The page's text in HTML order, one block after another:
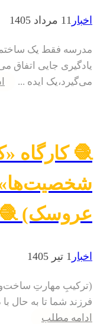
اخبار 11 مرداد 1405
مدرسه فقط یک
یادگیری جایی اتفاق
می‌گیرد،یک ایده ...
🧶 کارگاه
عروسک) 🧶
اخبار 1 تیر 1405
(ترکیبِ مهارتِ
فرزند شما تا به حال
ادامه مطلب